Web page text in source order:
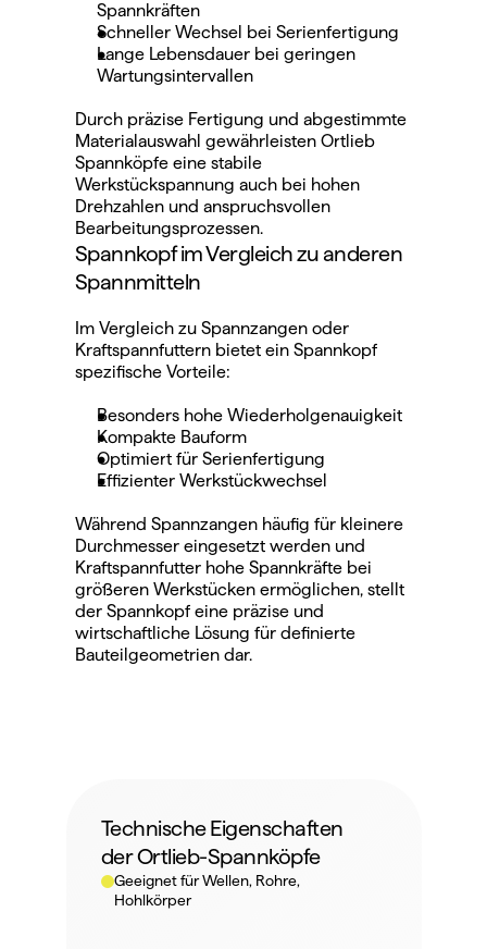
Spannkräften
Schneller Wechsel bei Serienfertigung
Lange Lebensdauer bei geringen
Wartungsintervallen
Durch präzise Fertigung und abgestimmte
Materialauswahl gewährleisten Ortlieb
Spannköpfe eine stabile
Werkstückspannung auch bei hohen
Drehzahlen und anspruchsvollen
Bearbeitungsprozessen.
Spannkopf im Vergleich zu anderen
Spannmitteln
Im Vergleich zu Spannzangen oder
Kraftspannfuttern bietet ein Spannkopf
spezifische Vorteile:
Besonders hohe Wiederholgenauigkeit
Kompakte Bauform
Optimiert für Serienfertigung
Effizienter Werkstückwechsel
Während Spannzangen häufig für kleinere
Durchmesser eingesetzt werden und
Kraftspannfutter hohe Spannkräfte bei
größeren Werkstücken ermöglichen, stellt
der Spannkopf eine präzise und
wirtschaftliche Lösung für definierte
Bauteilgeometrien dar.
Technische Eigenschaften
der Ortlieb-Spannköpfe
Geeignet für Wellen, Rohre,
Hohlkörper